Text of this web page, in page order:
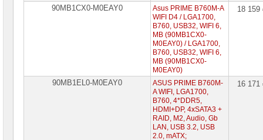
90MB1CX0-M0EAY0
Asus PRIME B760M-A
WIFI D4 / LGA1700,
B760, USB32, WIFI 6,
MB (90MB1CX0-
M0EAY0) / LGA1700,
B760, USB32, WIFI 6,
MB (90MB1CX0-
M0EAY0)
18
90MB1EL0-M0EAY0
ASUS PRIME B760M-
A WIFI, LGA1700,
B760, 4*DDR5,
HDMI+DP, 4xSATA3 +
RAID, M2, Audio, Gb
LAN, USB 3.2, USB
2.0, mATX;
16